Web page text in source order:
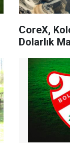
CoreX,
Dolarlık